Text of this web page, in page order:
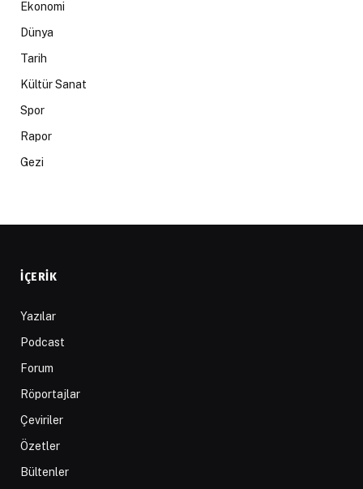
Ekonomi
Dünya
Tarih
Kültür Sanat
Spor
Rapor
Gezi
İÇERIK
Yazılar
Podcast
Forum
Röportajlar
Çeviriler
Özetler
Bültenler